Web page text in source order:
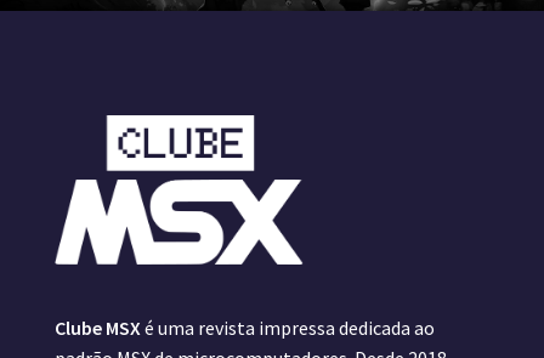
Clube MSXé uma revista impressa dedicada ao